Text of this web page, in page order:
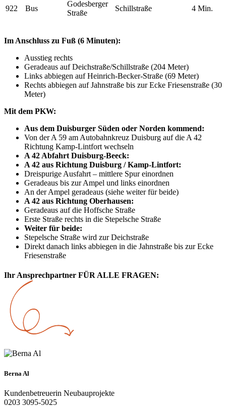
922 Bus
Godesberger
Straße
Schillstraße 4 Min.
Im Anschluss zu Fuß (6 Minuten):
Ausstieg rechts
Geradeaus auf Deichstraße/Schillstraße (204 Meter)
Links abbiegen auf Heinrich-Becker-Straße (69 Meter)
Rechts abbiegen auf Jahnstraße bis zur Ecke Friesenstraße (30
Meter)
Mit dem PKW:
Aus dem Duisburger Süden oder Norden kommend:
Von der A 59 am Autobahnkreuz Duisburg auf die A 42
Richtung Kamp-Lintfort wechseln
A 42 Abfahrt Duisburg-Beeck:
A 42 aus Richtung Duisburg / Kamp-Lintfort:
Dreispurige Ausfahrt – mittlere Spur einordnen
Geradeaus bis zur Ampel und links einordnen
An der Ampel geradeaus (siehe weiter für beide)
A 42 aus Richtung Oberhausen:
Geradeaus auf die Hoffsche Straße
Erste Straße rechts in die Stepelsche Straße
Weiter für beide:
Stepelsche Straße wird zur Deichstraße
Direkt danach links abbiegen in die Jahnstraße bis zur Ecke
Friesenstraße
Ihr Ansprechpartner FÜR ALLE FRAGEN:
Berna Al
Kundenbetreuerin Neubauprojekte
0203 3095-5025